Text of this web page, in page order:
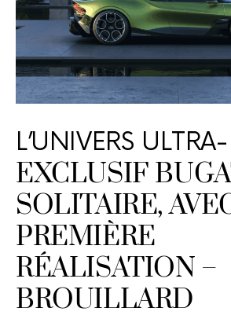
L’UNIVERS ULTRA-
EXCLUSIF
SOLITAIRE,
PREMIÈRE
RÉALISATION –
BROUILLARD